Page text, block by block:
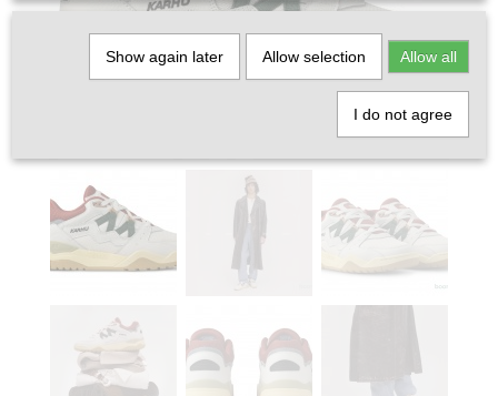
Show again later Allow selection Allow all
I do not agree